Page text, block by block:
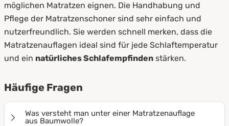
möglichen Matratzen eignen. Die Handhabung und
Pflege der Matratzenschoner sind sehr einfach und
nutzerfreundlich. Sie werden schnell merken, dass die
Matratzenauflagen ideal sind für jede Schlaftemperatur
und ein natürliches Schlafempfinden stärken.
Häufige Fragen
Was versteht man unter einer Matratzenauflage
aus Baumwolle?